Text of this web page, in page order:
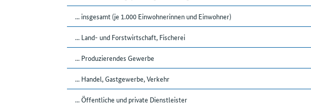
... insgesamt (je 1.000 Einwohnerinnen und Einwohner)
... Land- und Forstwirtschaft, Fischerei
... Produzierendes Gewerbe
... Handel, Gastgewerbe, Verkehr
... Öffentliche und private Dienstleister